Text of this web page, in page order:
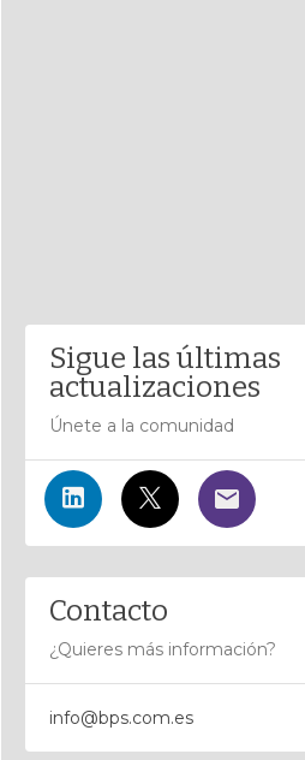
Sigue las últimas
actualizaciones
Únete a la comunidad
Contacto
¿Quieres más información?
info@bps.com.es